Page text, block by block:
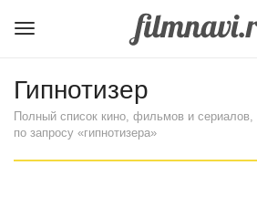
Гипнотизер
Полный список кино, фильмов и
по запросу «гипнотизера»